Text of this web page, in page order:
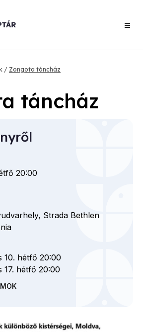
Zongota táncház
táncház
20:00
Strada Bethlen
10. hétfő 20:00
17. hétfő 20:00